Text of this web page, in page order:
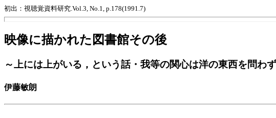
初出：視聴覚資料研究.Vol.3, No.1, p.178(1991.7)
映像に描かれた図書館その後
～上には上がいる，という話・我等の関心は洋の東西を問わ
伊藤敏朗